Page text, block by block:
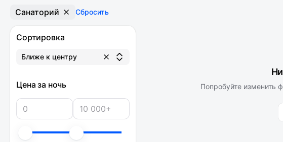
Санаторий Сбросить
Сортировка
Ближе к центру
Цена за ночь Попробуйте изменить